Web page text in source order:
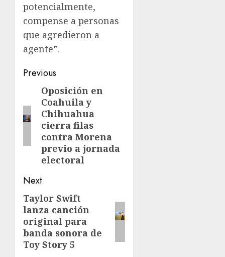
potencialmente,
compense a personas
que agredieron a
agente”.
Previous
Oposición en
Coahuila y
Chihuahua
cierra filas
contra Morena
previo a jornada
electoral
Next
Taylor Swift
lanza canción
original para
banda sonora de
Toy Story 5